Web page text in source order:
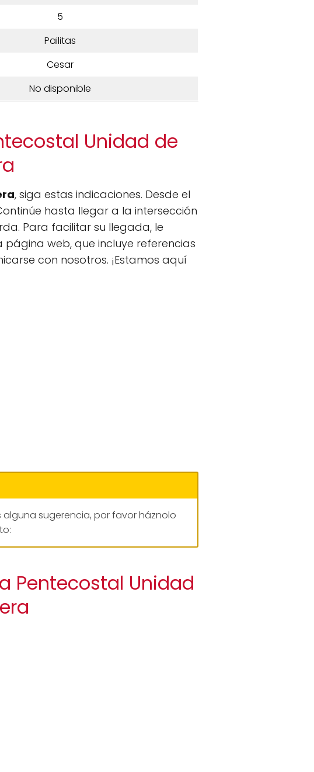
5
Pailitas
Cesar
No disponible
Unidad de
, siga estas indicaciones. Desde el
hasta llegar a la intersección
Para facilitar su llegada, le
página web, que incluye referencias
con nosotros. ¡Estamos aquí
alguna sugerencia, por favor háznolo
Pentecostal Unidad